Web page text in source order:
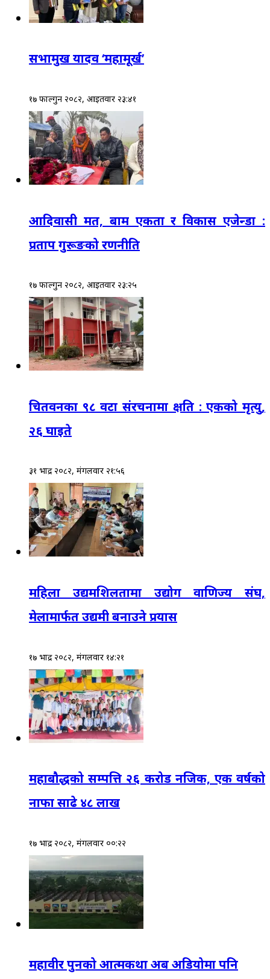
सभामुख यादव ‘महामूर्ख’
१७ फाल्गुन २०८२, आईतवार २३:४१
आदिवासी मत, बाम एकता र विकास एजेन्डा :
प्रताप गुरूङको रणनीति
१७ फाल्गुन २०८२, आईतवार २३:२५
चितवनका ९८ वटा संरचनामा क्षति : एकको मृत्यु,
२६ घाइते
३१ भाद्र २०८२, मंगलवार २१:५६
महिला उद्यमशिलतामा उद्योग वाणिज्य संघ,
मेलामार्फत उद्यमी बनाउने प्रयास
१७ भाद्र २०८२, मंगलवार १४:२१
महाबौद्धको सम्पत्ति २६ करोड नजिक, एक वर्षको
नाफा साढे ४८ लाख
१७ भाद्र २०८२, मंगलवार ००:२२
महावीर पुनको आत्मकथा अब अडियोमा पनि